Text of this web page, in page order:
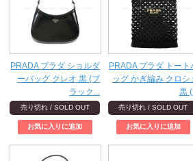
PRADA プラダ ショルダ
ーバッグ クレオ 黒 (ブ
ラック...
売り切れ / SOLD OUT
PRADA プラダ トート
ッグ かぎ編み クロシ
黒
売り切れ / SOLD OUT